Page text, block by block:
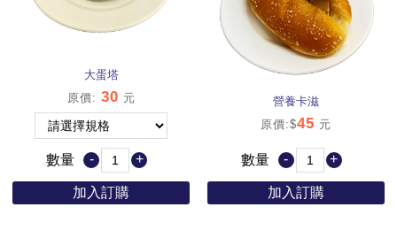
大蛋塔
原價: 30 元
數量 - +
加入訂購
營養卡滋
原價:$45 元
數量 - +
加入訂購